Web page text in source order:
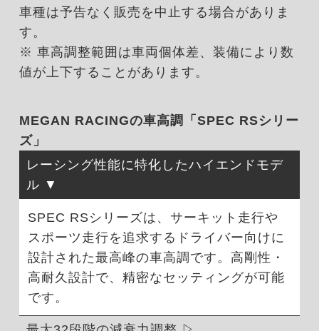
車種は予告なく販売を中止する場合がありま
す。
※ 車高調整範囲は車両個体差、装備により数
値が上下することがあります。
MEGAN RACINGの車高調「SPEC RSシリー
ズ」
レーシング性能に特化したハイエンドモデ
ル
SPEC RSシリーズは、サーキット走行や
スポーツ走行を追求するドライバー向けに
設計された最高峰の車高調です。高剛性・
高耐久設計で、精密なセッティングが可能
です。